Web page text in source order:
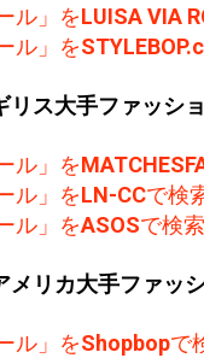
ル」をLUISA VIA
ル」を
リス大手ファッシ
ル」を
ル」をLN-CCで検
ル」をASOSで検
メリカ大手ファッ
ル」をShopbopで